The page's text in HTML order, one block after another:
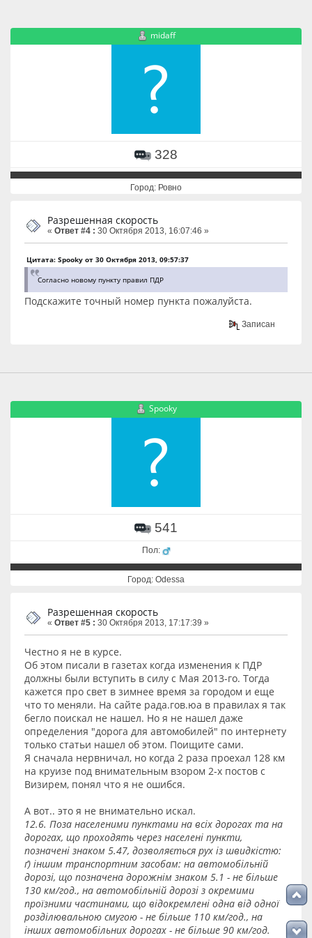
midaff
328
Город: Ровно
Разрешенная скорость
« Ответ #4 : 30 Октября 2013, 16:07:46 »
Цитата: Spooky от 30 Октября 2013, 09:57:37
Согласно новому пункту правил ПДР
Подскажите точный номер пункта пожалуйста.
Записан
Spooky
541
Пол:
Город: Odessa
Разрешенная скорость
« Ответ #5 : 30 Октября 2013, 17:17:39 »
Честно я не в курсе.
Об этом писали в газетах когда изменения к ПДР
должны были вступить в силу с Мая 2013-го. Тогда
кажется про свет в зимнее время за городом и еще
что то меняли. На сайте рада.гов.юа в правилах я так
бегло поискал не нашел. Но я не нашел даже
определения "дорога для автомобилей" по интернету
только статьи нашел об этом. Поищите сами.
Я сначала нервничал, но когда 2 раза проехал 128 км
на круизе под внимательным взором 2-х постов с
Визирем, понял что я не ошибся.
А вот.. это я не внимательно искал.
12.6. Поза населеними пунктами на всіх дорогах та на
дорогах, що проходять через населені пункти,
позначені знаком 5.47, дозволяється рух із швидкістю:
ґ) іншим транспортним засобам: на автомобільній
дорозі, що позначена дорожнім знаком 5.1 - не більше
130 км/год., на автомобільній дорозі з окремими
проїзними частинами, що відокремлені одна від одної
розділювальною смугою - не більше 110 км/год., на
інших автомобільних дорогах - не більше 90 км/год.